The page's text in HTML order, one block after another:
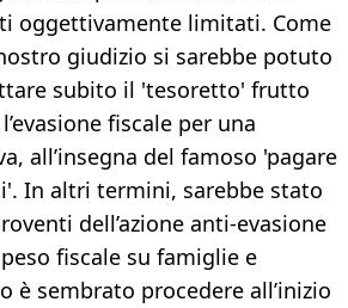
oggettivamente limitati. Come
giudizio si sarebbe potuto
subito il 'tesoretto' frutto
fiscale per una
all’insegna del famoso 'pagare
In altri termini, sarebbe stato
dell’azione anti-evasione
fiscale su famiglie e
è sembrato procedere all’inizio